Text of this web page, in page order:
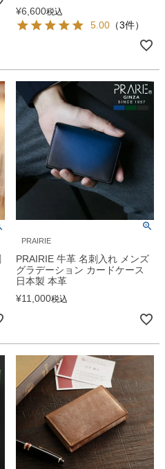
¥6,600税込
5.00 （3件）
PRAIRIE
PRAIRIE 牛革 名刺入れ メンズ
グラデーション カードケース
日本製 本革
¥11,000税込